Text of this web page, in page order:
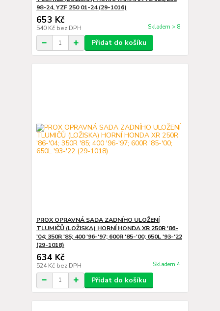
98-24, YZF 250 01-24 (29-1016)
653 Kč
540 Kč bez DPH Skladem > 8
Přidat do košíku
PROX OPRAVNÁ SADA ZADNÍHO ULOŽENÍ
TLUMIČŮ (LOŽISKA) HORNÍ HONDA XR 250R '86-
'04; 350R '85; 400 '96-'97; 600R '85-'00; 650L '93-'22
(29-1018)
634 Kč
524 Kč bez DPH Skladem 4
Přidat do košíku